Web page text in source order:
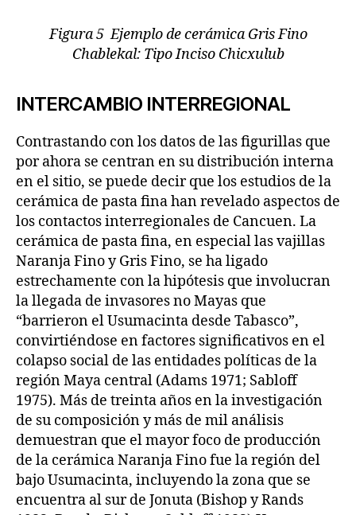
Figura 5 Ejemplo de cerámica Gris Fino
Chablekal: Tipo Inciso Chicxulub
INTERCAMBIO INTERREGIONAL
Contrastando con los datos de las figurillas que
por ahora se centran en su distribución interna
en el sitio, se puede decir que los estudios de la
cerámica de pasta fina han revelado aspectos de
los contactos interregionales de Cancuen. La
cerámica de pasta fina, en especial las vajillas
Naranja Fino y Gris Fino, se ha ligado
estrechamente con la hipótesis que involucran
la llegada de invasores no Mayas que
“barrieron el Usumacinta desde Tabasco”,
convirtiéndose en factores significativos en el
colapso social de las entidades políticas de la
región Maya central (Adams 1971; Sabloff
1975). Más de treinta años en la investigación
de su composición y más de mil análisis
demuestran que el mayor foco de producción
de la cerámica Naranja Fino fue la región del
bajo Usumacinta, incluyendo la zona que se
encuentra al sur de Jonuta (Bishop y Rands